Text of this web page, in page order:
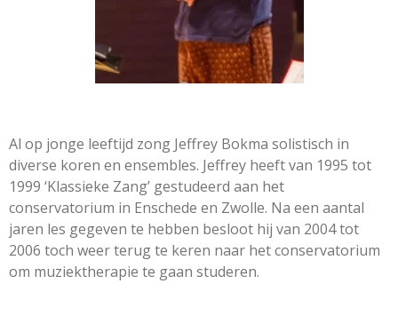
Al op jonge leeftijd zong Jeffrey Bokma solistisch in
diverse koren en ensembles. Jeffrey heeft van 1995 tot
1999 ‘Klassieke Zang’ gestudeerd aan het
conservatorium in Enschede en Zwolle. Na een aantal
jaren les gegeven te hebben besloot hij van 2004 tot
2006 toch weer terug te keren naar het conservatorium
om muziektherapie te gaan studeren.